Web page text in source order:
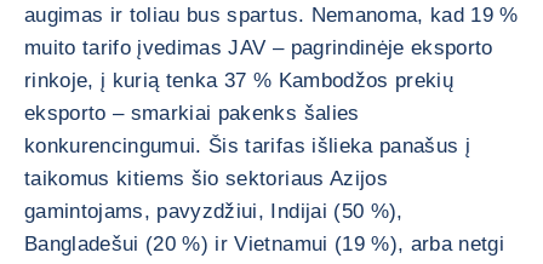
augimas ir toliau bus spartus. Nemanoma, kad 19 %
muito tarifo įvedimas JAV – pagrindinėje eksporto
rinkoje, į kurią tenka 37 % Kambodžos prekių
eksporto – smarkiai pakenks šalies
konkurencingumui. Šis tarifas išlieka panašus į
taikomus kitiems šio sektoriaus Azijos
gamintojams, pavyzdžiui, Indijai (50 %),
Bangladešui (20 %) ir Vietnamui (19 %), arba netgi